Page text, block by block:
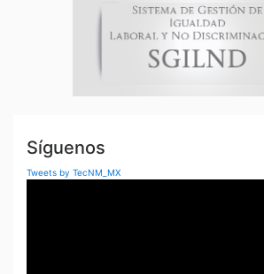
Síguenos
Tweets by TecNM_MX